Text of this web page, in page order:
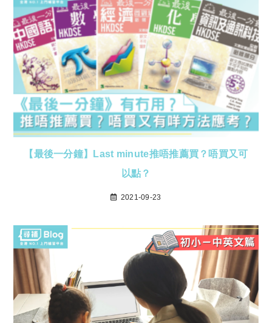
【最後一分鐘】Last minute推唔推薦買？唔買又可
以點？
2021-09-23